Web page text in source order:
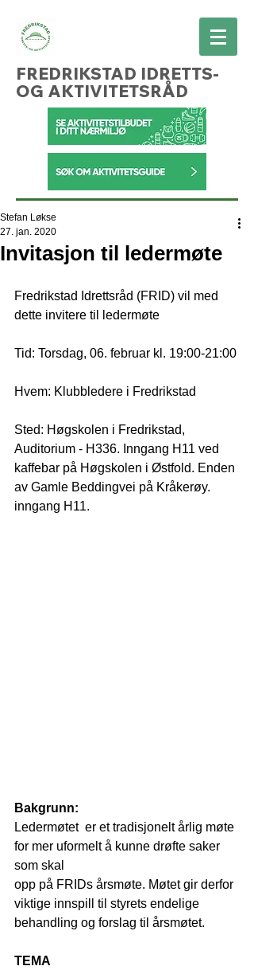
FREDRIKSTAD IDRETTS-
OG AKTIVITETSRÅD
Invitasjon til ledermøte
Stefan Løkse
27. jan. 2020
Fredrikstad Idrettsråd (FRID) vil med
dette invitere til ledermøte
Tid: Torsdag, 06. februar kl. 19:00-21:00
Hvem: Klubbledere i Fredrikstad
Sted: Høgskolen i Fredrikstad,
Auditorium - H336. Inngang H11 ved
kaffebar på Høgskolen i Østfold. Enden
av Gamle Beddingvei på Kråkerøy.
inngang H11.
Bakgrunn:
Ledermøtet  er et tradisjonelt årlig møte
for mer uformelt å kunne drøfte saker
som skal
opp på FRIDs årsmøte. Møtet gir derfor
viktige innspill til styrets endelige
behandling og forslag til årsmøtet.
TEMA